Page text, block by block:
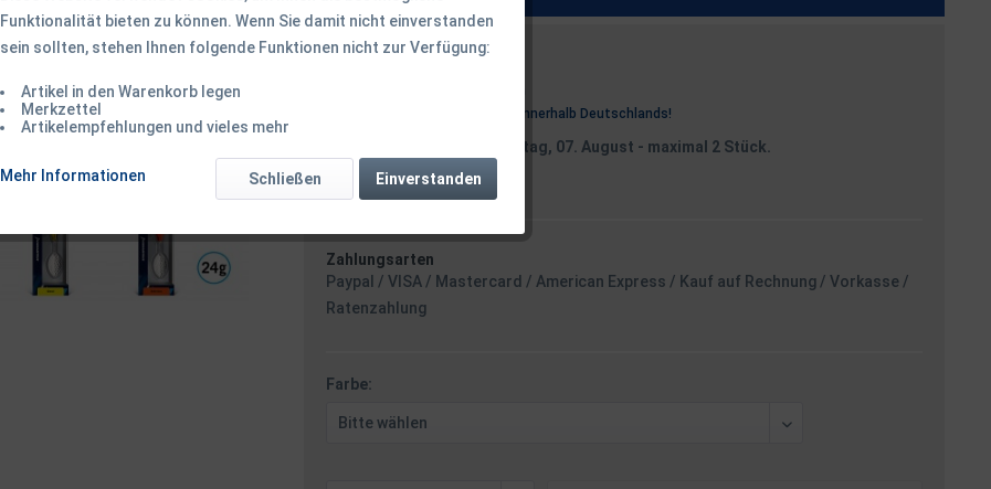
9,90 € *
innerhalb Deutschlands!
Versand am Freitag, 07. August - maximal 2 Stück.
Zahlungsarten
Paypal / VISA / Mastercard / American Express / Kauf auf Rechnung / Vorkasse /
Ratenzahlung
Farbe:
Funktionalität bieten zu können. Wenn Sie damit nicht einverstanden
sein sollten, stehen Ihnen folgende Funktionen nicht zur Verfügung:
Artikel in den Warenkorb legen
Merkzettel
Artikelempfehlungen und vieles mehr
Mehr Informationen Einverstanden
Schließen